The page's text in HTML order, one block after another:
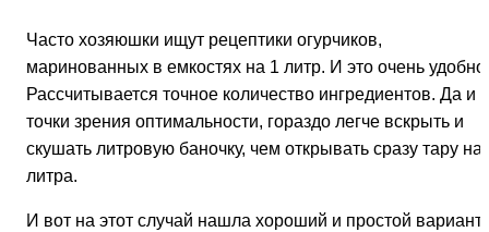
Часто хозяюшки ищут рецептики огурчиков,
маринованных в емкостях на 1 литр. И это очень удобно.
Рассчитывается точное количество ингредиентов. Да и с
точки зрения оптимальности, гораздо легче вскрыть и
скушать литровую баночку, чем открывать сразу тару на
литра.
И вот на этот случай нашла хороший и простой вариант.